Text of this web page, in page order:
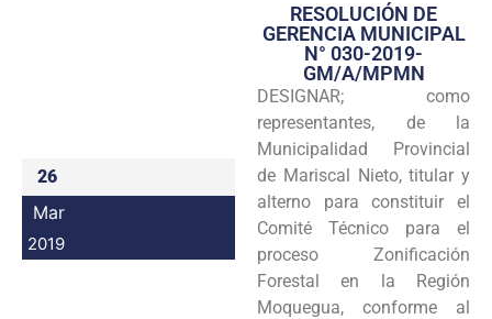
Transparencia
Seguridad
Programas
Intranet
26
Mar
2019
RESOLUCIÓN DE
GERENCIA MUNICIPAL
N° 030-2019-
GM/A/MPMN
DESIGNAR; como
representantes, de la
Municipalidad Provincial
de Mariscal Nieto, titular y
alterno para constituir el
Comité Técnico para el
proceso Zonificación
Forestal en la Región
Moquegua, conforme al